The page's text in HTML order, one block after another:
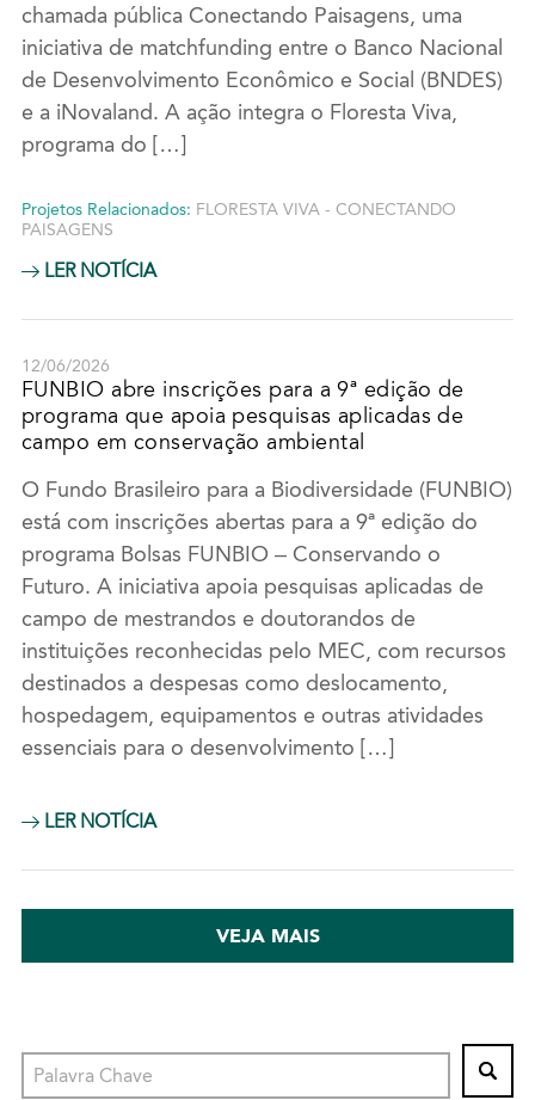
chamada pública Conectando Paisagens, uma
iniciativa de matchfunding entre o Banco Nacional
de Desenvolvimento Econômico e Social (BNDES)
e a iNovaland. A ação integra o Floresta Viva,
programa do […]
Projetos Relacionados: FLORESTA VIVA - CONECTANDO
PAISAGENS
LER NOTÍCIA
12/06/2026
FUNBIO abre inscrições para a 9ª edição de
programa que apoia pesquisas aplicadas de
campo em conservação ambiental
O Fundo Brasileiro para a Biodiversidade (FUNBIO)
está com inscrições abertas para a 9ª edição do
programa Bolsas FUNBIO – Conservando o
Futuro. A iniciativa apoia pesquisas aplicadas de
campo de mestrandos e doutorandos de
instituições reconhecidas pelo MEC, com recursos
destinados a despesas como deslocamento,
hospedagem, equipamentos e outras atividades
essenciais para o desenvolvimento […]
LER NOTÍCIA
VEJA MAIS